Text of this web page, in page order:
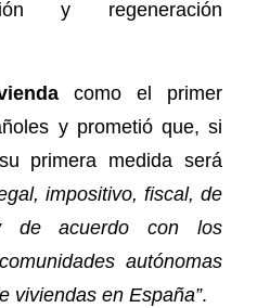
y regeneración
como el primer
y prometió que, si
primera medida será
impositivo, fiscal, de
de acuerdo con los
autónomas
viviendas en España”.